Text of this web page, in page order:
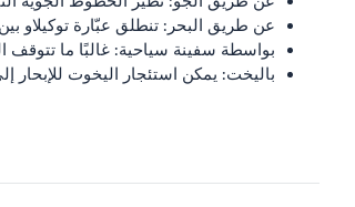
عن طريق البحر: تنطلق عبّارة توكيلاو
بواسطة سفينة سياحية: غالبًا ما تتوقف
باليخت: يمكن استئجار اليخوت للإبحار